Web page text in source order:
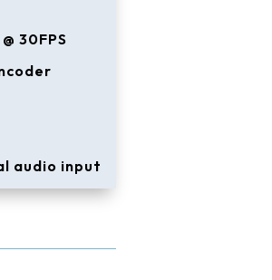
30FPS
audio input